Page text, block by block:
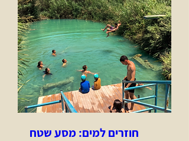
חוזרים למים: מסע שטח